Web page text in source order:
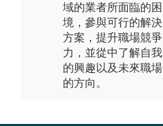
域的業者所面臨的困
境，參與可行的解決
方案，提升職場競爭
力，並從中了解自我
的興趣以及未來職場
的方向。